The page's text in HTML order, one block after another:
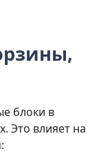
блоки в
Это влияет на